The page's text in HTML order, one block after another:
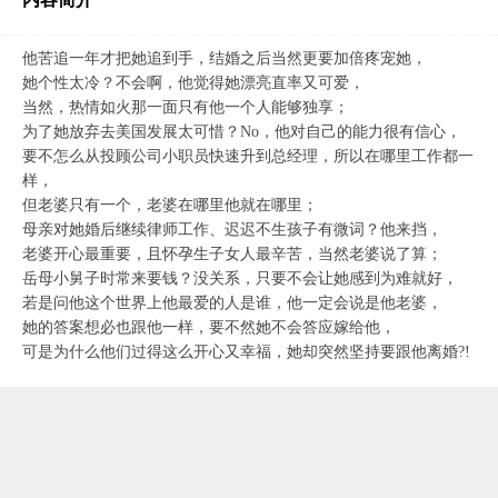
他苦追一年才把她追到手，结婚之后当然更要加倍疼宠她，
她个性太冷？不会啊，他觉得她漂亮直率又可爱，
当然，热情如火那一面只有他一个人能够独享；
为了她放弃去美国发展太可惜？No，他对自己的能力很有信心，
要不怎么从投顾公司小职员快速升到总经理，所以在哪里工作都一
样，
但老婆只有一个，老婆在哪里他就在哪里；
母亲对她婚后继续律师工作、迟迟不生孩子有微词？他来挡，
老婆开心最重要，且怀孕生子女人最辛苦，当然老婆说了算；
岳母小舅子时常来要钱？没关系，只要不会让她感到为难就好，
若是问他这个世界上他最爱的人是谁，他一定会说是他老婆，
她的答案想必也跟他一样，要不然她不会答应嫁给他，
可是为什么他们过得这么开心又幸福，她却突然坚持要跟他离婚?!